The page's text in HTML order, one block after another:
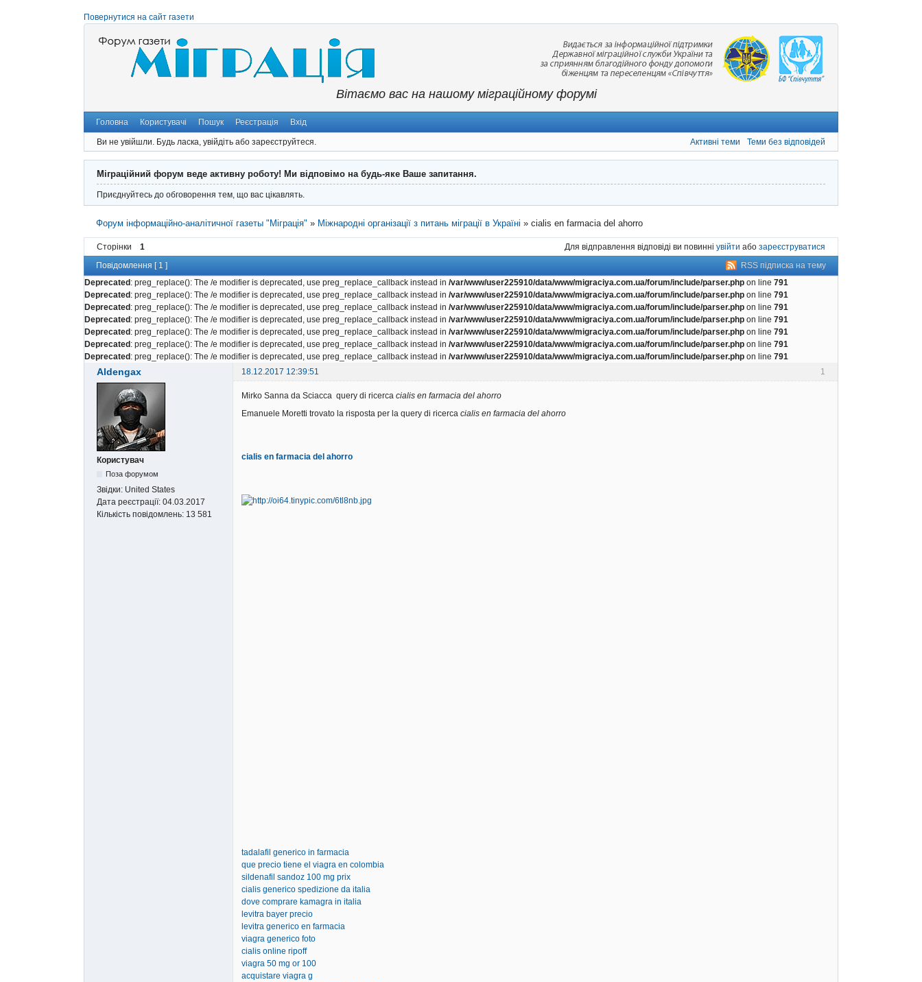
Повернутися на сайт газети
Вітаємо вас на нашому міграційному форумі
Головна Користувачі Пошук Реєстрація Вхід
Ви не увійшли. Будь ласка, увійдіть або зареєструйтеся. Активні теми Теми без відповідей
Міграційний форум веде активну роботу! Ми відповімо на будь-яке Ваше запитання.
Приєднуйтесь до обговорення тем, що вас цікавлять.
Форум інформаційно-аналітичної газеты "Міграція" » Міжнародні організації з питань міграції в Україні »cialis en farmacia del ahorro
Сторінки 1 Для відправлення відповіді ви повинні увійти або зареєструватися
RSS підписка на тему
Повідомлення [ 1 ]
Deprecated: preg_replace(): The /e modifier is deprecated, use preg_replace_callback instead in /var/www/user225910/data/www/migraciya.com.ua/forum/include/parser.php on line 791
Deprecated: preg_replace(): The /e modifier is deprecated, use preg_replace_callback instead in /var/www/user225910/data/www/migraciya.com.ua/forum/include/parser.php on line 791
Deprecated: preg_replace(): The /e modifier is deprecated, use preg_replace_callback instead in /var/www/user225910/data/www/migraciya.com.ua/forum/include/parser.php on line 791
Deprecated: preg_replace(): The /e modifier is deprecated, use preg_replace_callback instead in /var/www/user225910/data/www/migraciya.com.ua/forum/include/parser.php on line 791
Deprecated: preg_replace(): The /e modifier is deprecated, use preg_replace_callback instead in /var/www/user225910/data/www/migraciya.com.ua/forum/include/parser.php on line 791
Deprecated: preg_replace(): The /e modifier is deprecated, use preg_replace_callback instead in /var/www/user225910/data/www/migraciya.com.ua/forum/include/parser.php on line 791
Deprecated: preg_replace(): The /e modifier is deprecated, use preg_replace_callback instead in /var/www/user225910/data/www/migraciya.com.ua/forum/include/parser.php on line 791
1
Aldengax 18.12.2017 12:39:51
Користувач
Поза форумом
Звідки: United States
Дата реєстрації: 04.03.2017
Кількість повідомлень: 13 581
Mirko Sanna da Sciacca query di ricerca cialis en farmacia del ahorro
Emanuele Moretti trovato la risposta per la query di ricerca cialis en farmacia del ahorro
cialis en farmacia del ahorro
tadalafil generico in farmacia
que precio tiene el viagra en colombia
sildenafil sandoz 100 mg prix
cialis generico spedizione da italia
dove comprare kamagra in italia
levitra bayer precio
levitra generico en farmacia
viagra generico foto
cialis online ripoff
viagra 50 mg or 100
acquistare viagra g